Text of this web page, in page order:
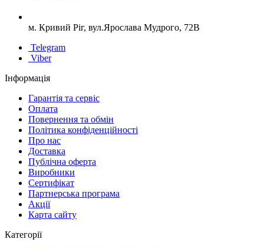
м. Кривий Ріг, вул.Ярослава Мудрого, 72В
Telegram
Viber
Інформація
Гарантія та сервіс
Оплата
Повернення та обмін
Політика конфіденційності
Про нас
Доставка
Публічна оферта
Виробники
Сертифікат
Партнерська програма
Акції
Карта сайту
Категорії